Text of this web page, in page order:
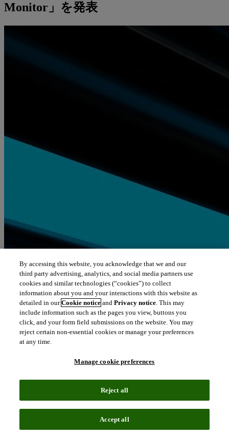
Monitor」を発表
By accessing this website, you acknowledge that we and our
third party advertising, analytics, and social media partners use
cookies and similar technologies (“cookies”) to collect
information about you and your interactions with this website as
detailed in ourCookie notice andPrivacy notice. This may
include information such as the pages you view, buttons you
click, and your form field submissions on the website. You may
reject certain non-essential cookies or manage your preferences
at any time.
Manage cookie preferences
Reject all
Accept all